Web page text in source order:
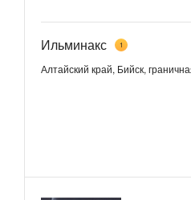
Ильминакс 1
Алтайский край, Бийск,